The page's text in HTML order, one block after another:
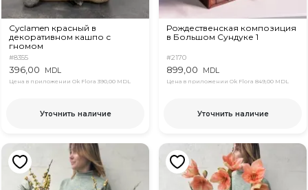
Cyclamen красный в
декоративном кашпо с
гномом
#8355
396,00 MDL
Цена в приложении Ok Flora 390,00 MDL
Уточнить наличие
Рождественская композиция
в Большом Сундуке 1
#2170
899,00 MDL
Цена в приложении Ok Flora 849,00 MDL
Уточнить наличие